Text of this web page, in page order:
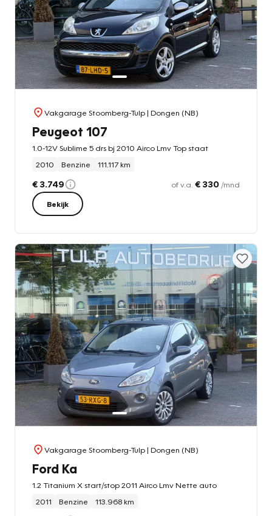
Vakgarage Stoomberg-Tulp| Dongen (NB)
Peugeot 107
1.0-12V Sublime 5 drs bj 2010 Airco Lmv Top staat
2010
Benzine 111.117 km
€ 3.749 of v.a. € 330 /mnd
Bekijk
Vakgarage Stoomberg-Tulp| Dongen (NB)
Ford Ka
1.2 Titanium X start/stop 2011 Airco Lmv Nette auto
2011
Benzine 113.968 km